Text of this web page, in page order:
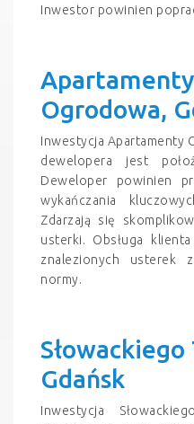
Inwestor powinien
Apartamenty
Ogrodowa,
Inwestycja Apartamenty
dewelopera jest
Deweloper powinien
wykańczania
Zdarzają się
usterki. Obsługa
znalezionych usterek
normy.
Słowackiego
Gdańsk
Inwestycja